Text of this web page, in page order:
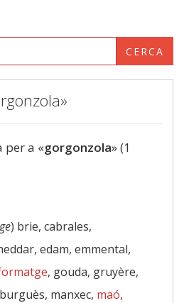
CERCA
per a «gorgonzola» (1
) brie, cabrales,
edam, emmental,
, gouda, gruyère,
manxec, maó,